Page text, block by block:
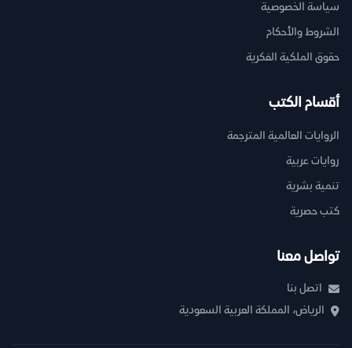
سياسة الخصوصية
الشروط والأحكام
حقوق الملكية الفكرية
أقسام الكتب
الروايات العالمية المترجمة
روايات عربية
تنمية بشرية
كتب حصرية
تواصل معنا
اتصل بنا
الرياض، المملكة العربية السعودية